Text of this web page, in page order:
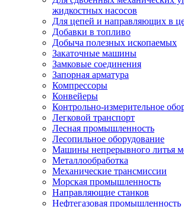
жидкостных насосов
Для цепей и направляющих в
Добавки в топливо
Добыча полезных ископаемых
Закаточные машины
Замковые соединения
Запорная арматура
Компрессоры
Конвейеры
Контрольно-измерительное
Легковой транспорт
Лесная промышленность
Лесопильное оборудование
Машины непрерывного литья
Металлообработка
Механические трансмиссии
Морская промышленность
Направляющие станков
Нефтегазовая промышленность